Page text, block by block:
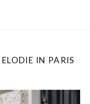
IN PARIS